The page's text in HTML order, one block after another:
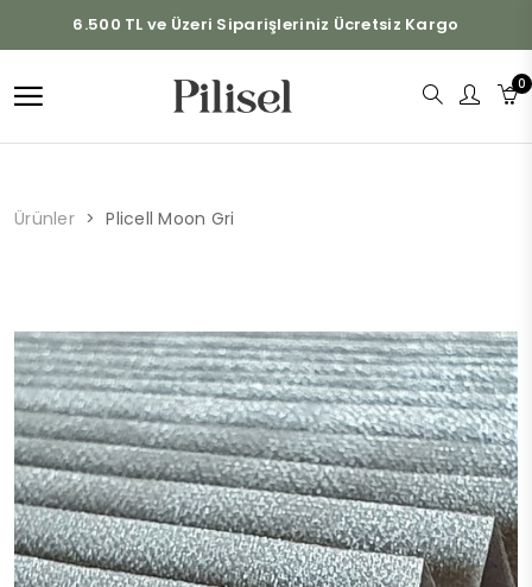
6.500 TL ve Üzeri Siparişleriniz Ücretsiz Kargo
0
Ürünler Plicell Moon Gri